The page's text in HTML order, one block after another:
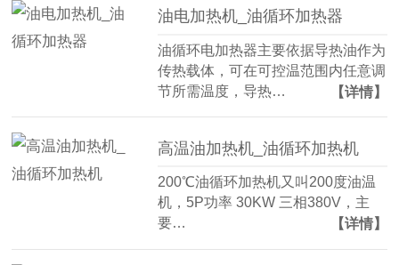
油电加热机_油循环加热器
油循环电加热器主要依据导热油作为
传热载体，可在可控温范围内任意调
节所需温度，导热…
【详情】
高温油加热机_油循环加热机
200℃油循环加热机又叫200度油温
机，5P功率 30KW 三相380V，主
要…
【详情】